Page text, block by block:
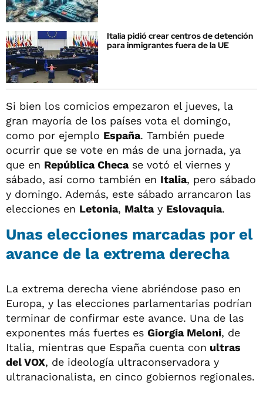
Italia pidió crear centros de detención
para inmigrantes fuera de la UE
Si bien los comicios empezaron el jueves, la
gran mayoría de los países vota el domingo,
como por ejemplo España. También puede
ocurrir que se vote en más de una jornada, ya
que en República Checase votó el viernes y
sábado, así como también en Italia, pero sábado
y domingo. Además, este sábado arrancaron las
elecciones en Letonia, Maltay Eslovaquia.
Unas elecciones marcadas por el
avance de la extrema derecha
La extrema derecha viene abriéndose paso en
Europa, y las elecciones parlamentarias podrían
terminar de confirmar este avance. Una de las
exponentes más fuertes es Giorgia Meloni, de
Italia, mientras que España cuenta con ultras
del VOX, de ideología ultraconservadora y
ultranacionalista, en cinco gobiernos regionales.